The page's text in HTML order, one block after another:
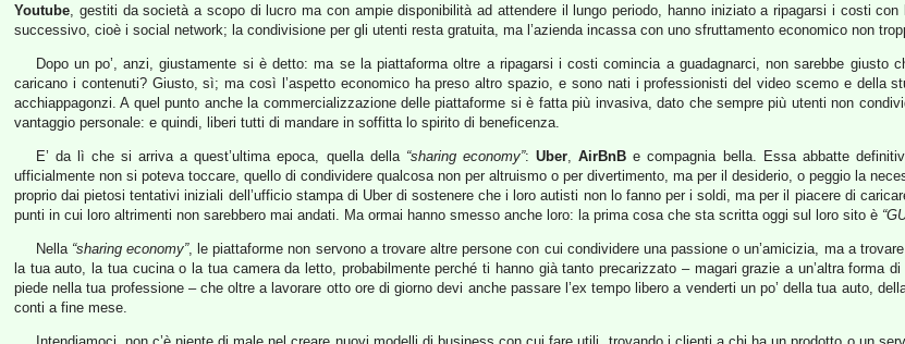
Youtube, gestiti da società a scopo di lucro ma con ampie disponibilità ad attendere il lungo periodo, hanno iniziato a ripagarsi i costi
successivo, cioè i social network; la condivisione per gli utenti resta gratuita, ma l’azienda incassa con uno sfruttamento economico non
Dopo un po’, anzi, giustamente si è detto: ma se la piattaforma oltre a ripagarsi i costi comincia a guadagnarci, non sarebbe giusto
caricano i contenuti? Giusto, sì; ma così l’aspetto economico ha preso altro spazio, e sono nati i professionisti del video scemo e della
acchiappagonzi. A quel punto anche la commercializzazione delle piattaforme si è fatta più invasiva, dato che sempre più utenti non
vantaggio personale: e quindi, liberi tutti di mandare in soffitta lo spirito di beneficenza.
E’ da lì che si arriva a quest’ultima epoca, quella della “sharing economy”:Uber,AirBnB e compagnia bella. Essa abbatte
ufficialmente non si poteva toccare, quello di condividere qualcosa non per altruismo o per divertimento, ma per il desiderio, o peggio la
proprio dai pietosi tentativi iniziali dell’ufficio stampa di Uber di sostenere che i loro autisti non lo fanno per i soldi, ma per il piacere di
punti in cui loro altrimenti non sarebbero mai andati. Ma ormai hanno smesso anche loro: la prima cosa che sta scritta oggi sul loro sito è
Nella “sharing economy”, le piattaforme non servono a trovare altre persone con cui condividere una passione o un’amicizia, ma a
la tua auto, la tua cucina o la tua camera da letto, probabilmente perché ti hanno già tanto precarizzato – magari grazie a un’altra forma di
piede nella tua professione – che oltre a lavorare otto ore di giorno devi anche passare l’ex tempo libero a venderti un po’ della tua auto,
conti a fine mese.